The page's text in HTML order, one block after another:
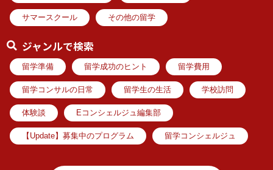
サマースクール その他の留学
ジャンルで検索
留学準備 留学成功のヒント 留学費用
留学コンサルの日常 留学生の生活 学校訪問
体験談 Eコンシェルジュ編集部
【Update】募集中のプログラム 留学コンシェルジュ